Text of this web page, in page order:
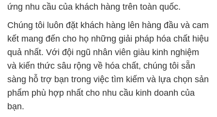
ứng nhu cầu của khách hàng trên toàn quốc.
Chúng tôi luôn đặt khách hàng lên hàng đầu và cam
kết mang đến cho họ những giải pháp hóa chất hiệu
quả nhất. Với đội ngũ nhân viên giàu kinh nghiệm
và kiến thức sâu rộng về hóa chất, chúng tôi sẵn
sàng hỗ trợ bạn trong việc tìm kiếm và lựa chọn sản
phẩm phù hợp nhất cho nhu cầu kinh doanh của
bạn.